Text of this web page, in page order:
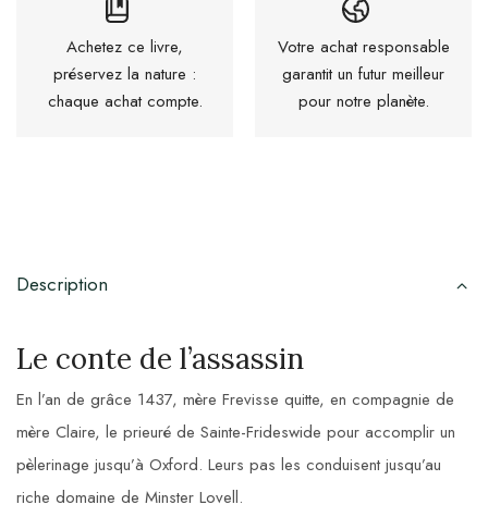
Achetez ce livre,
préservez la nature :
chaque achat compte.
Votre achat responsable
garantit un futur meilleur
pour notre planète.
Description
Le conte de l’assassin
En l’an de grâce 1437, mère Frevisse quitte, en compagnie de
mère Claire, le prieuré de Sainte-Frideswide pour accomplir un
pèlerinage jusqu’à Oxford. Leurs pas les conduisent jusqu’au
riche domaine de Minster Lovell.